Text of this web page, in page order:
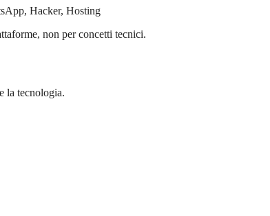
Hacker, Hosting
non per concetti tecnici.
la tecnologia.